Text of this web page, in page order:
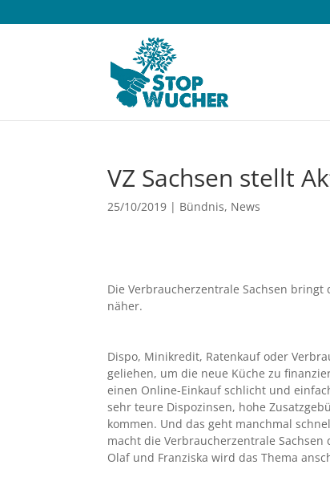
VZ Sachsen stellt
25/10/2019 | Bündnis, News
Die Verbraucherzentrale Sachsen
näher.
Dispo, Minikredit, Ratenkauf oder
geliehen, um die neue Küche zu
einen Online-Einkauf schlicht und
sehr teure Dispozinsen, hohe
kommen. Und das geht manchmal
macht die Verbraucherzentrale
Olaf und Franziska wird das Thema